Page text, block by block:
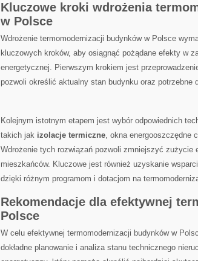
Kluczowe‌ kroki ‌wdrożenia
w Polsce
Wdrożenie termomodernizacji budynków⁢ w Polsce
kluczowych kroków, ‍aby osiągnąć pożądane efekty w
energetycznej. Pierwszym krokiem jest
pozwoli określić aktualny stan budynku oraz potrzebne
Kolejnym istotnym etapem jest wybór ⁣odpowiednich‍
‍takich jak izolacje termiczne, okna energooszczędne‌
Wdrożenie tych rozwiązań ​pozwoli zmniejszyć zużycie
mieszkańców. Kluczowe jest również uzyskanie
dzięki różnym programom i dotacjom na
Rekomendacje dla efektywnej
Polsce
W celu efektywnej termomodernizacji budynków⁣ w
dokładne planowanie i analiza stanu technicznego